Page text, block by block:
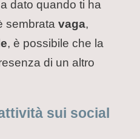
dato quando ti ha
sembrata vaga,
, è possibile che la
di un altro
sui social